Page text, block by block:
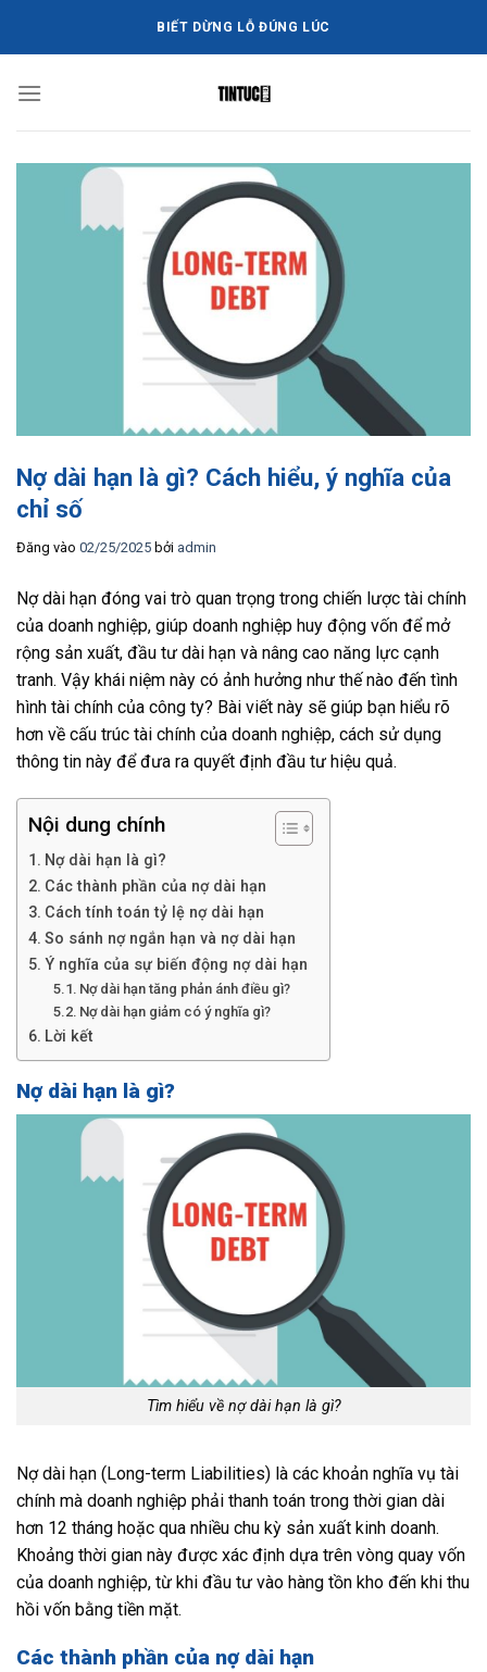
dung
BIẾT DỪNG LỖ ĐÚNG LÚC
Nợ dài hạn là gì? Cách hiểu, ý nghĩa của
chỉ số
Đăng vào 02/25/2025 bởi admin
Nợ dài hạn đóng vai trò quan trọng trong chiến lược tài chính
của doanh nghiệp, giúp doanh nghiệp huy động vốn để mở
rộng sản xuất, đầu tư dài hạn và nâng cao năng lực cạnh
tranh. Vậy khái niệm này có ảnh hưởng như thế nào đến tình
hình tài chính của công ty? Bài viết này sẽ giúp bạn hiểu rõ
hơn về cấu trúc tài chính của doanh nghiệp, cách sử dụng
thông tin này để đưa ra quyết định đầu tư hiệu quả.
Nội dung chính
Nợ dài hạn là gì?
Các thành phần của nợ dài hạn
Cách tính toán tỷ lệ nợ dài hạn
So sánh nợ ngắn hạn và nợ dài hạn
Ý nghĩa của sự biến động nợ dài hạn
Nợ dài hạn tăng phản ánh điều gì?
Nợ dài hạn giảm có ý nghĩa gì?
Lời kết
Nợ dài hạn là gì?
Tìm hiểu về nợ dài hạn là gì?
Nợ dài hạn (Long-term Liabilities) là các khoản nghĩa vụ tài
chính mà doanh nghiệp phải thanh toán trong thời gian dài
hơn 12 tháng hoặc qua nhiều chu kỳ sản xuất kinh doanh.
Khoảng thời gian này được xác định dựa trên vòng quay vốn
của doanh nghiệp, từ khi đầu tư vào hàng tồn kho đến khi thu
hồi vốn bằng tiền mặt.
Các thành phần của nợ dài hạn